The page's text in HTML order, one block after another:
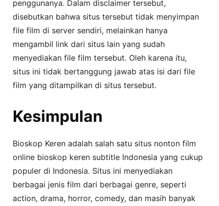
penggunanya. Dalam disclaimer tersebut,
disebutkan bahwa situs tersebut tidak menyimpan
file film di server sendiri, melainkan hanya
mengambil link dari situs lain yang sudah
menyediakan file film tersebut. Oleh karena itu,
situs ini tidak bertanggung jawab atas isi dari file
film yang ditampilkan di situs tersebut.
Kesimpulan
Bioskop Keren adalah salah satu situs nonton film
online bioskop keren subtitle Indonesia yang cukup
populer di Indonesia. Situs ini menyediakan
berbagai jenis film dari berbagai genre, seperti
action, drama, horror, comedy, dan masih banyak